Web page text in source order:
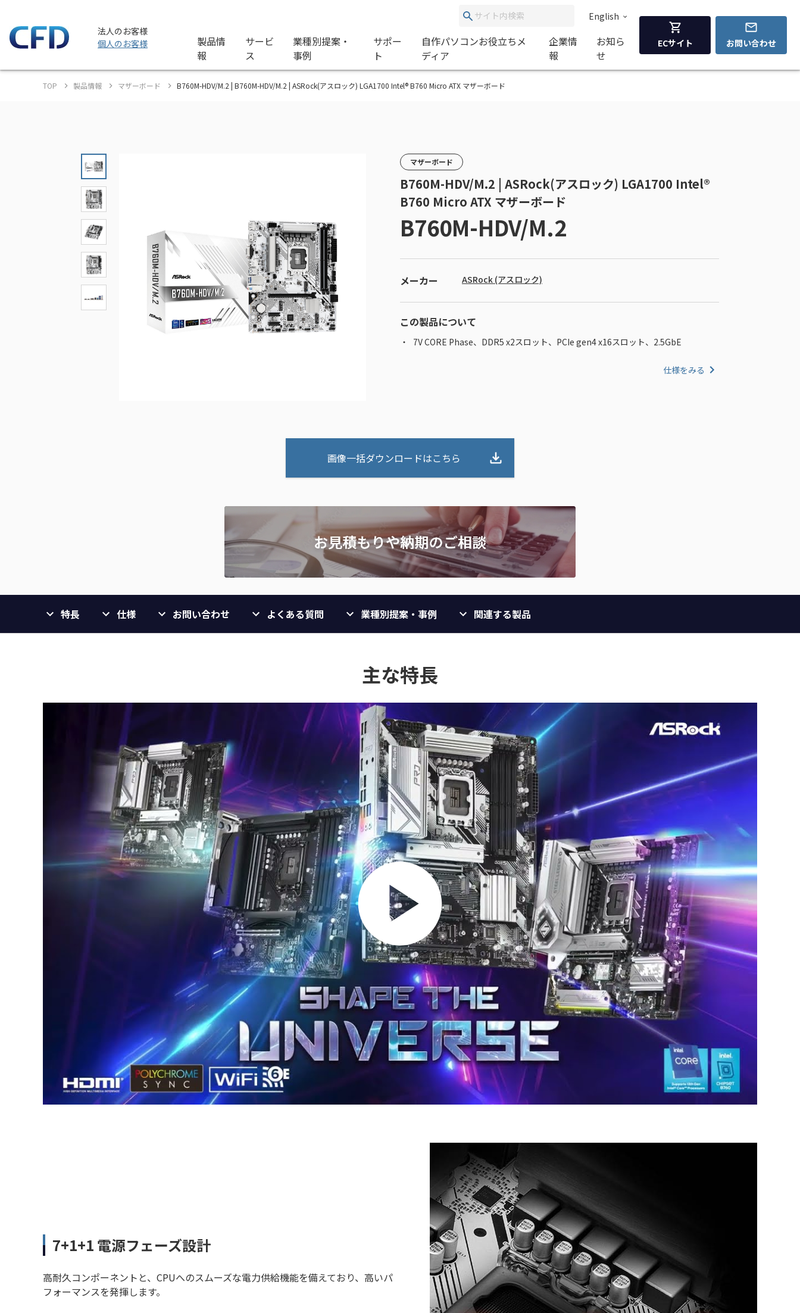
法人のお客様
個人のお客様
English
製品情
報
サービ
ス
業種別提案・
事例
サポー
ト
自作パソコンお役立ちメ
ディア
企業情
報
お知ら
せ
ECサイト お問い合わせ
TOP 製品情報 マザーボード B760M-HDV/M.2 | B760M-HDV/M.2 | ASRock(アスロック) LGA1700 Intel® B760 Micro ATX マザーボード
マザーボード
B760M-HDV/M.2 | ASRock(アスロック) LGA1700 Intel®
B760 Micro ATX マザーボード
B760M-HDV/M.2
メーカー ASRock (アスロック)
この製品について
7V CORE Phase、DDR5 x2スロット、PCIe gen4 x16スロット、2.5GbE
仕様をみる
画像一括ダウンロードはこちら
特長 仕様 お問い合わせ よくある質問 業種別提案・事例 関連する製品
主な特長
7+1+1 電源フェーズ設計
高耐久コンポーネントと、CPUへのスムーズな電力供給機能を備えており、高いパ
フォーマンスを発揮します。